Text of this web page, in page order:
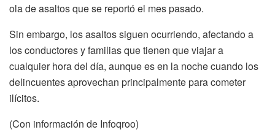
ola de asaltos que se reportó el mes pasado.
Sin embargo, los asaltos siguen ocurriendo, afectando a
los conductores y familias que tienen que viajar a
cualquier hora del día, aunque es en la noche cuando los
delincuentes aprovechan principalmente para cometer
ilícitos.
(Con información de Infoqroo)